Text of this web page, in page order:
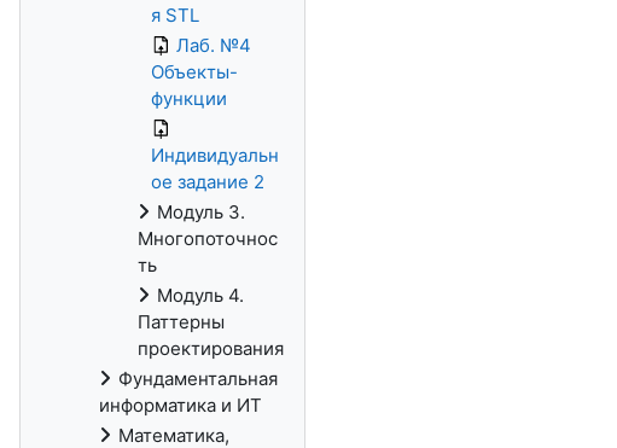
я STL
Лаб. №4
Объекты-
функции
Индивидуальн
ое задание 2
Модуль 3.
Многопоточнос
ть
Модуль 4.
Паттерны
проектирования
Фундаментальная
информатика и ИТ
Математика,